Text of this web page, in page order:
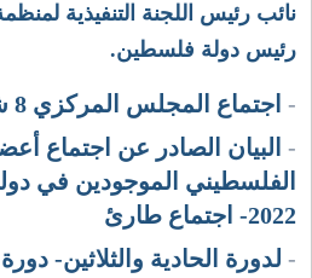
نائب رئيس اللجنة التنفيذية
رئيس دولة فلسطين.
- اجتماع المجلس المركزي 8 شباط 2025
- البيان الصادر عن اجتماع
2022- اجتماع طارئ
- لدورة الحادية والثلاثين-